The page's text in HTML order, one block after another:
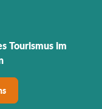
Tourismus im